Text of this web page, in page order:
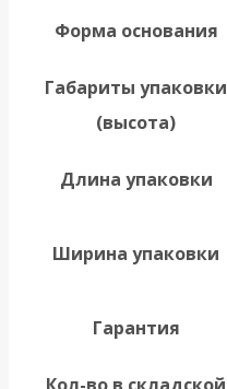
Форма основания
Габариты упаковки
(высота)
Длина упаковки
Ширина упаковки
Гарантия